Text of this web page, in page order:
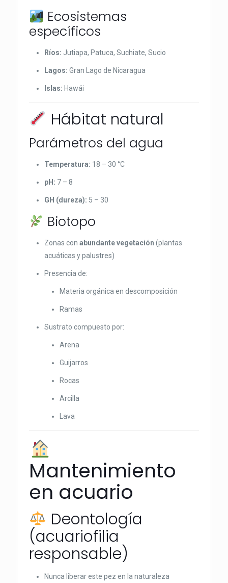
Ecosistemas
específicos
Ríos: Jutiapa, Patuca, Suchiate, Sucio
Lagos: Gran Lago de Nicaragua
Islas: Hawái
Hábitat natural
Parámetros del agua
Temperatura: 18 – 30 °C
pH: 7 – 8
GH (dureza): 5 – 30
Biotopo
Zonas conabundante vegetación (plantas
acuáticas y palustres)
Presencia de:
Materia orgánica en descomposición
Ramas
Sustrato compuesto por:
Arena
Guijarros
Rocas
Arcilla
Lava
Mantenimiento
en acuario
Deontología
(acuariofilia
responsable)
Nunca liberar este pez en la naturaleza